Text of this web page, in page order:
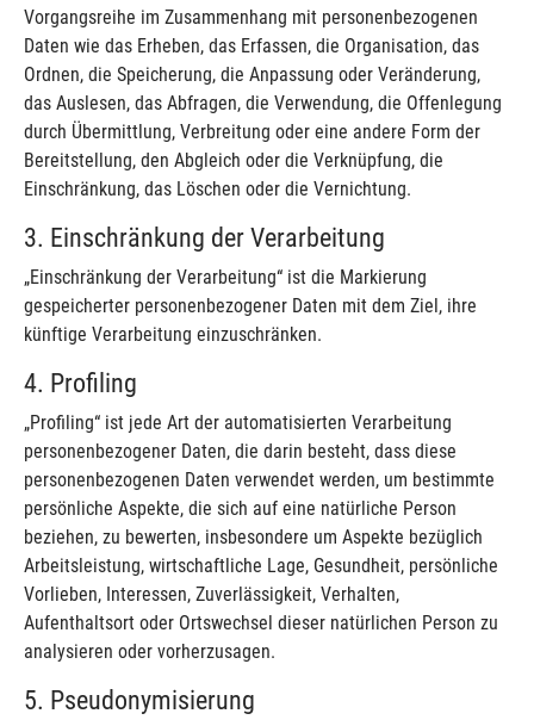
Vorgangsreihe im Zusammenhang mit personenbezogenen
Daten wie das Erheben, das Erfassen, die Organisation, das
Ordnen, die Speicherung, die Anpassung oder Veränderung,
das Auslesen, das Abfragen, die Verwendung, die Offenlegung
durch Übermittlung, Verbreitung oder eine andere Form der
Bereitstellung, den Abgleich oder die Verknüpfung, die
Einschränkung, das Löschen oder die Vernichtung.
3. Einschränkung der Verarbeitung
„Einschränkung der Verarbeitung“ ist die Markierung
gespeicherter personenbezogener Daten mit dem Ziel, ihre
künftige Verarbeitung einzuschränken.
4. Profiling
„Profiling“ ist jede Art der automatisierten Verarbeitung
personenbezogener Daten, die darin besteht, dass diese
personenbezogenen Daten verwendet werden, um bestimmte
persönliche Aspekte, die sich auf eine natürliche Person
beziehen, zu bewerten, insbesondere um Aspekte bezüglich
Arbeitsleistung, wirtschaftliche Lage, Gesundheit, persönliche
Vorlieben, Interessen, Zuverlässigkeit, Verhalten,
Aufenthaltsort oder Ortswechsel dieser natürlichen Person zu
analysieren oder vorherzusagen.
5. Pseudonymisierung